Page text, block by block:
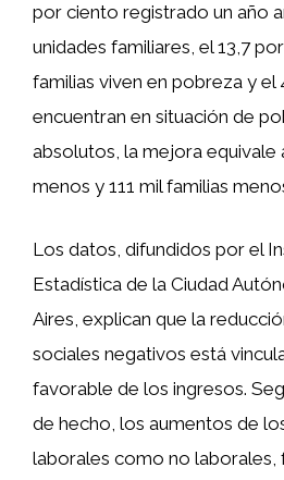
por ciento registrado un año
unidades familiares, el 13,7
familias viven en pobreza y el
encuentran en situación de
absolutos, la mejora equivale
menos y 111 mil familias
Los datos, difundidos por el
Estadística de la Ciudad
Aires, explican que la
sociales negativos está
favorable de los ingresos.
de hecho, los aumentos de
laborales como no laborales,